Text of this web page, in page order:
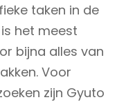
taken in de
het meest
bijna alles van
Voor
zijn Gyuto